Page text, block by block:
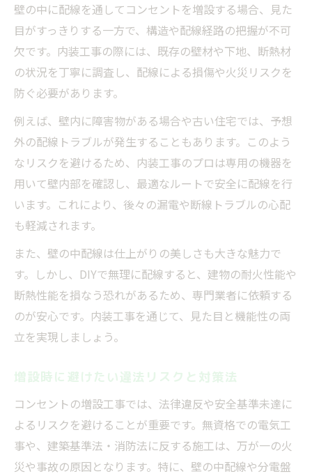
壁の中に配線を通してコンセントを増設する場合、見た
目がすっきりする一方で、構造や配線経路の把握が不可
欠です。内装工事の際には、既存の壁材や下地、断熱材
の状況を丁寧に調査し、配線による損傷や火災リスクを
防ぐ必要があります。
例えば、壁内に障害物がある場合や古い住宅では、予想
外の配線トラブルが発生することもあります。このよう
なリスクを避けるため、内装工事のプロは専用の機器を
用いて壁内部を確認し、最適なルートで安全に配線を行
います。これにより、後々の漏電や断線トラブルの心配
も軽減されます。
また、壁の中配線は仕上がりの美しさも大きな魅力で
す。しかし、DIYで無理に配線すると、建物の耐火性能や
断熱性能を損なう恐れがあるため、専門業者に依頼する
のが安心です。内装工事を通じて、見た目と機能性の両
立を実現しましょう。
増設時に避けたい違法リスクと対策法
コンセントの増設工事では、法律違反や安全基準未達に
よるリスクを避けることが重要です。無資格での電気工
事や、建築基準法・消防法に反する施工は、万が一の火
災や事故の原因となります。特に、壁の中配線や分電盤